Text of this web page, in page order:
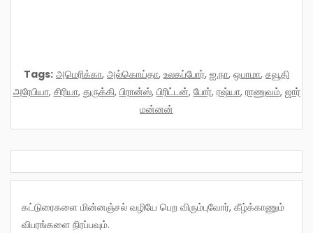
Tags: அமெரிக்கா, அல்கொய்தா, உலகப்போர், ஐ.நா, ஒபாமா, சவூதி
அரேபியா, சிரியா, துருக்கி, பிரான்ஸ், பிரிட்டன், போர், ரஷ்யா, ராணுவம், ஜார்
மன்னன்
கட்டுரைகளை மின்னஞ்சல் வழியே பெற விரும்புவோர், கீழ்க்காணும்
விபரங்களை நிரப்பவும்.